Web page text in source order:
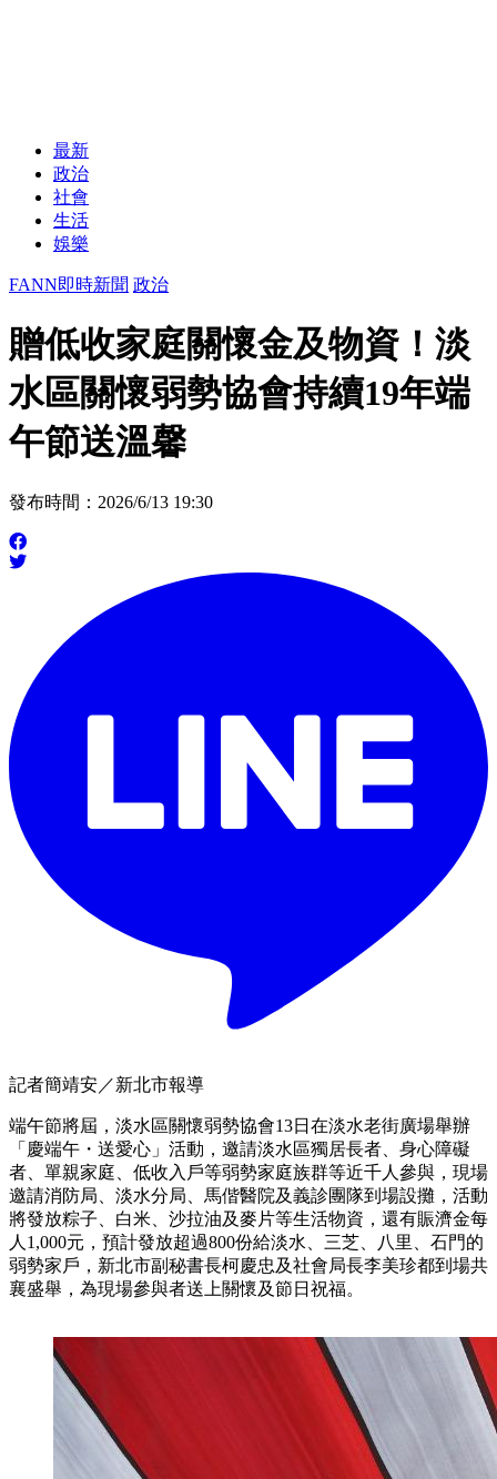
最新
政治
社會
生活
娛樂
FANN即時新聞 政治
贈低收家庭關懷金及物資！淡
水區關懷弱勢協會持續19年端
午節送溫馨
發布時間：2026/6/13 19:30
記者簡靖安／新北市報導
端午節將屆，淡水區關懷弱勢協會13日在淡水老街廣場舉辦
「慶端午・送愛心」活動，邀請淡水區獨居長者、身心障礙
者、單親家庭、低收入戶等弱勢家庭族群等近千人參與，現場
邀請消防局、淡水分局、馬偕醫院及義診團隊到場設攤，活動
將發放粽子、白米、沙拉油及麥片等生活物資，還有賑濟金每
人1,000元，預計發放超過800份給淡水、三芝、八里、石門的
弱勢家戶，新北市副秘書長柯慶忠及社會局長李美珍都到場共
襄盛舉，為現場參與者送上關懷及節日祝福。